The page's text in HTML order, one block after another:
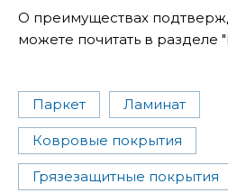
О преимуществах
можете почитать в разделе
Паркет Ламинат
Ковровые покрытия
Грязезащитные покрытия